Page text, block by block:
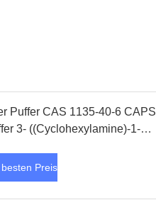
Puffer CAS 1135-40-6 CAPS
3- ((Cyclohexylamine)-1-
Preis